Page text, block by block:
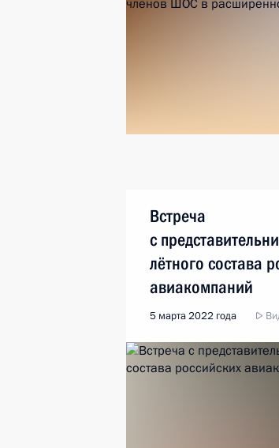
Встреча
с
лётного состава
авиакомпаний
5 марта 2022 года